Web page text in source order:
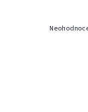
Průměrné